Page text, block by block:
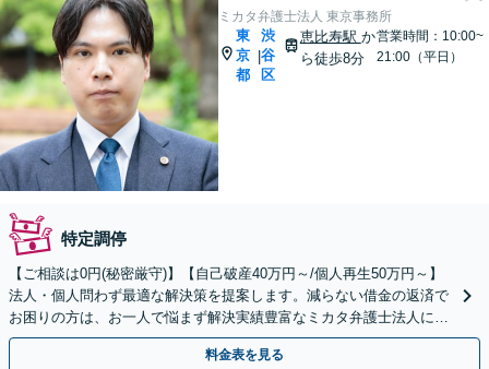
ミカタ弁護士法人 東京事務所
東
京
都
|
渋
谷
区
恵比寿駅 か
ら徒歩8分
営業時間：10:00~
21:00（平日）
特定調停
【ご相談は0円(秘密厳守)】【自己破産40万円～/個人再生50万円～】
法人・個人問わず最適な解決策を提案します。減らない借金の返済で
お困りの方は、お一人で悩まず解決実績豊富なミカタ弁護士法人にご
相談ください。
料金表を見る